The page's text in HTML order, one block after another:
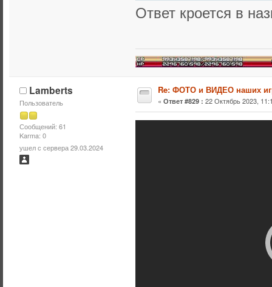
Ответ кроется в
Lamberts
Пользователь
Сообщений: 61
Karma: 0
ушел с сервера 29.03.2024
Re: ФОТО и ВИДЕО наших
« Ответ #829 : 22 Октябрь 2023,